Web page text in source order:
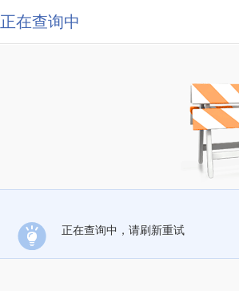
正在查询中
正在查询中，请刷新重试